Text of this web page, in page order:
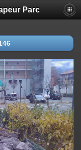
Parc